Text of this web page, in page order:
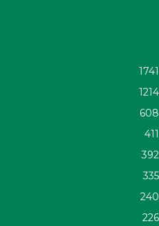
1741
1214
608
411
392
335
240
226